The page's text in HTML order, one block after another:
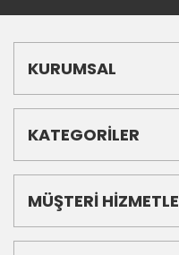
KURUMSAL
KATEGORİLER
MÜŞTERİ